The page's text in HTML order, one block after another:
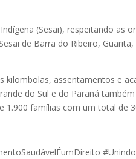
(Sesai), respeitando as
de Barra do Ribeiro,
kilombolas, assentamentos e
do Sul e do Paraná
famílias com um total de